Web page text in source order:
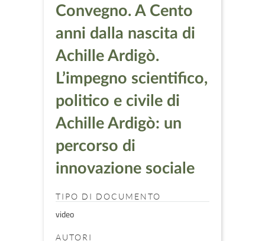
Convegno. A Cento
anni dalla nascita di
Achille Ardigò.
L’impegno scientifico,
politico e civile di
Achille Ardigò: un
percorso di
innovazione sociale
TIPO DI DOCUMENTO
video
AUTORI